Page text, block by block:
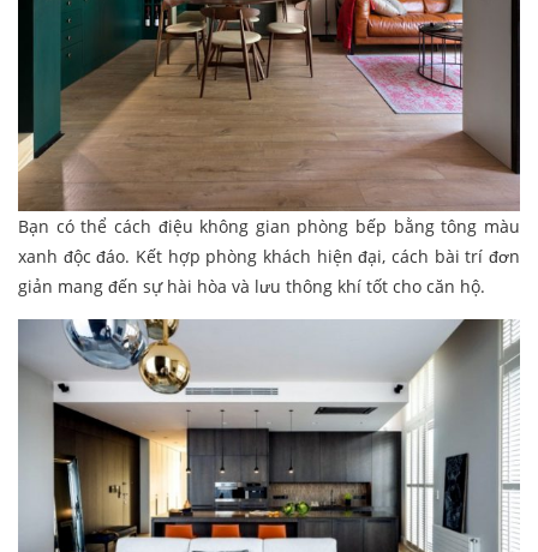
Bạn có thể cách điệu không gian phòng bếp bằng tông màu
xanh độc đáo. Kết hợp phòng khách hiện đại, cách bài trí đơn
giản mang đến sự hài hòa và lưu thông khí tốt cho căn hộ.